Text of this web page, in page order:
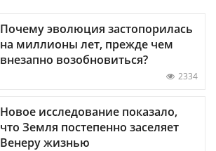
Почему эволюция застопорилась
на миллионы лет, прежде чем
внезапно возобновиться?
2334
Новое исследование показало,
что Земля постепенно заселяет
Венеру жизнью